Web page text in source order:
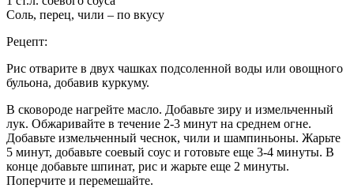
Соль, перец, чили – по вкусу
Рецепт:
Рис отварите в двух чашках подсоленной воды или овощного
бульона, добавив куркуму.
В сковороде нагрейте масло. Добавьте зиру и измельченный
лук. Обжаривайте в течение 2-3 минут на среднем огне.
Добавьте измельченный чеснок, чили и шампиньоны. Жарьте
5 минут, добавьте соевый соус и готовьте еще 3-4 минуты. В
конце добавьте шпинат, рис и жарьте еще 2 минуты.
Поперчите и перемешайте.